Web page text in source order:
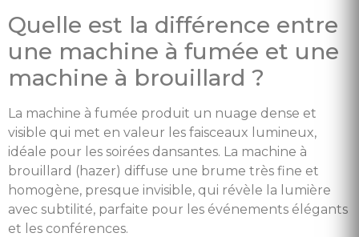
Quelle est la différence entre
une machine à fumée et une
machine à brouillard ?
La machine à fumée produit un nuage dense et
visible qui met en valeur les faisceaux lumineux,
idéale pour les soirées dansantes. La machine à
brouillard (hazer) diffuse une brume très fine et
homogène, presque invisible, qui révèle la lumière
avec subtilité, parfaite pour les événements élégants
et les conférences.